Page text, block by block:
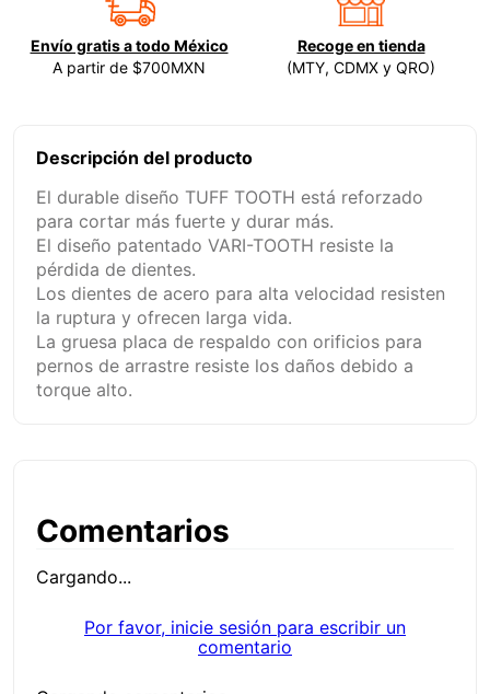
Envío gratis a todo México
A partir de $700MXN
Recoge en tienda
(MTY, CDMX y QRO)
Descripción del producto
El durable diseño TUFF TOOTH está reforzado
para cortar más fuerte y durar más.
El diseño patentado VARI-TOOTH resiste la
pérdida de dientes.
Los dientes de acero para alta velocidad resisten
la ruptura y ofrecen larga vida.
La gruesa placa de respaldo con orificios para
pernos de arrastre resiste los daños debido a
torque alto.
Comentarios
Cargando...
Por favor, inicie sesión para escribir un
comentario